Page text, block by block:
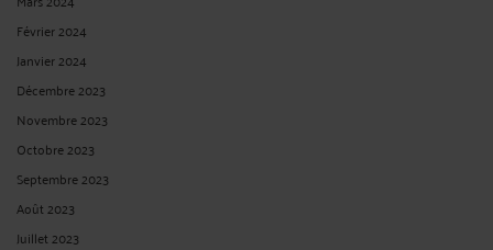
Février 2024
Janvier 2024
Décembre 2023
Novembre 2023
Octobre 2023
Septembre 2023
Août 2023
Juillet 2023